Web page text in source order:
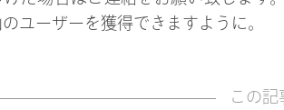
ユーザーを獲得できますように。
この記